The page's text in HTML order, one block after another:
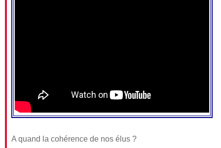
A quand la cohérence de nos élus ?